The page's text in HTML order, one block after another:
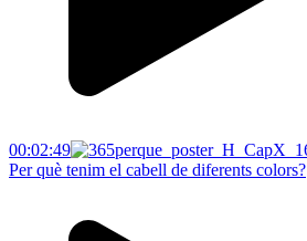
00:02:49
Per què tenim el cabell de diferents colors?